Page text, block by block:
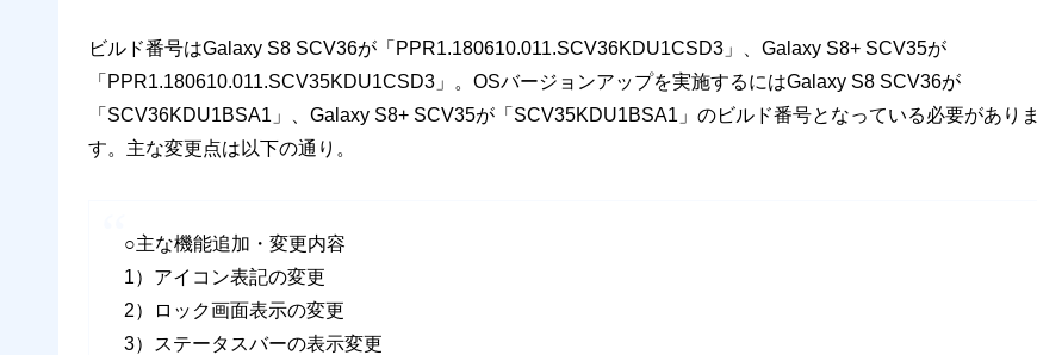
ビルド番号はGalaxy S8 SCV36が「PPR1.180610.011.SCV36KDU1CSD3」、Galaxy S8+ SCV35が
「PPR1.180610.011.SCV35KDU1CSD3」。OSバージョンアップを実施するにはGalaxy S8 SCV36が
「SCV36KDU1BSA1」、Galaxy S8+ SCV35が「SCV35KDU1BSA1」のビルド番号となっている必要がありま
す。主な変更点は以下の通り。
○主な機能追加・変更内容
1）アイコン表記の変更
2）ロック画面表示の変更
3）ステータスバーの表示変更